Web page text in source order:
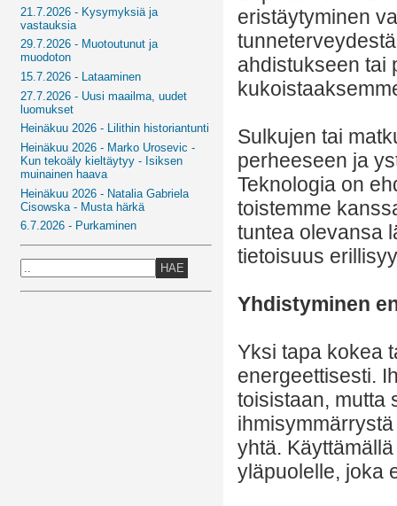
21.7.2026 - Kysymyksiä ja
vastauksia
29.7.2026 - Muotoutunut ja
muodoton
15.7.2026 - Lataaminen
27.7.2026 - Uusi maailma, uudet
luomukset
Heinäkuu 2026 - Lilithin historiantunti
Heinäkuu 2026 - Marko Urosevic -
Kun tekoäly kieltäytyy - Isiksen
muinainen haava
Heinäkuu 2026 - Natalia Gabriela
Cisowska - Musta härkä
6.7.2026 - Purkaminen
HAE
eristäytyminen
ahdistukseen tai
Sulkujen tai
perheeseen ja
Teknologia on
toistemme
tuntea olevansa
tietoisuus
Yhdistyminen
Yksi tapa kokea
energeettisesti.
toisistaan, mutta
yhtä.
yläpuolelle, joka